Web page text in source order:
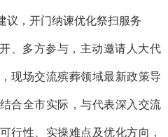
议，开门纳谏优化祭扫服务
、多方参与，主动邀请人大代
现场交流殡葬领域最新政策导
合全市实际，与代表深入交流
行性、实操难点及优化方向，